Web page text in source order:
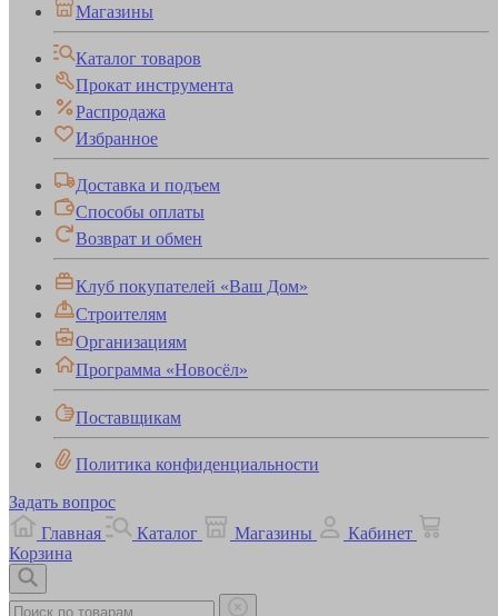
Магазины
Каталог товаров
Прокат инструмента
Распродажа
Избранное
Доставка и подъем
Способы оплаты
Возврат и обмен
Клуб покупателей «Ваш Дом»
Строителям
Организациям
Программа «Новосёл»
Поставщикам
Политика конфиденциальности
Задать вопрос
Главная
Каталог Магазины
Кабинет
Корзина